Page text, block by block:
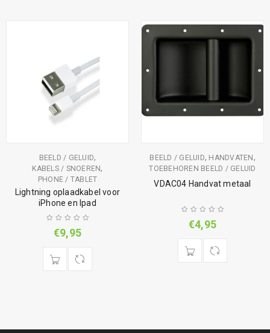
BEELD / GELUID,
KABELS / SNOEREN,
PHONE / TABLET
Lightning oplaadkabel voor
iPhone en Ipad
€9,95
BEELD / GELUID, HANDVATEN ,
TOEBEHOREN BEELD / GELUID
VDAC04 Handvat metaal
€4,95